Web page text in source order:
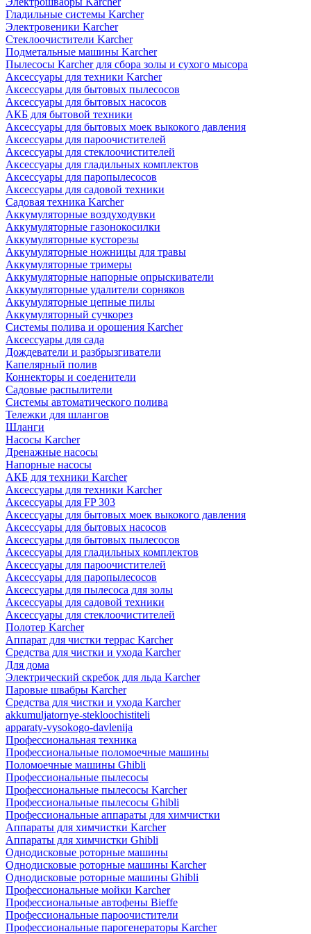
Гладильные системы Karcher
Электровеники Karcher
Стеклоочистители Karcher
Подметальные машины Karcher
Пылесосы Karcher для сбора золы и сухого мысора
Аксессуары для техники Karcher
Аксессуары для бытовых пылесосов
Аксессуары для бытовых насосов
АКБ для бытовой техники
Аксессуары для бытовых моек выкокого давления
Аксессуары для пароочистителей
Аксессуары для стеклоочистителей
Аксессуары для гладильных комплектов
Аксессуары для паропылесосов
Аксессуары для садовой техники
Садовая техника Karcher
Аккумуляторные воздуходувки
Аккумуляторные газонокосилки
Аккумуляторные кусторезы
Аккумуляторные ножницы для травы
Аккумуляторные тримеры
Аккумуляторные напорные опрыскиватели
Аккумуляторные удалители сорняков
Аккумуляторные цепные пилы
Аккумуляторный сучкорез
Системы полива и орошения Karcher
Аксессуары для сада
Дождеватели и разбрызгиватели
Капелярный полив
Коннекторы и соеденители
Садовые распылители
Системы автоматического полива
Тележки для шлангов
Шланги
Насосы Karcher
Дренажные насосы
Напорные насосы
АКБ для техники Karcher
Аксессуары для техники Karcher
Аксессуары для FP 303
Аксессуары для бытовых моек выкокого давления
Аксессуары для бытовых насосов
Аксессуары для бытовых пылесосов
Аксессуары для гладильных комплектов
Аксессуары для пароочистителей
Аксессуары для паропылесосов
Аксессуары для пылесоса для золы
Аксессуары для садовой техники
Аксессуары для стеклоочистителей
Полотер Karcher
Аппарат для чистки террас Karcher
Средства для чистки и ухода Karcher
Для дома
Электрический скребок для льда Karcher
Паровые швабры Karcher
Средства для чистки и ухода Karcher
akkumuljatornye-stekloochistiteli
apparaty-vysokogo-davlenija
Профессиональная техника
Профессиональные поломоечные машины
Поломоечные машины Ghibli
Профессиональные пылесосы
Профессиональные пылесосы Karcher
Профессиональные пылесосы Ghibli
Профессиональные аппараты для химчистки
Аппараты для химчистки Karcher
Аппараты для химчистки Ghibli
Однодисковые роторные машины
Однодисковые роторные машины Karcher
Однодисковые роторные машины Ghibli
Профессиональные мойки Karcher
Профессиональные автофены Bieffe
Профессиональные пароочистители
Профессиональные парогенераторы Karcher